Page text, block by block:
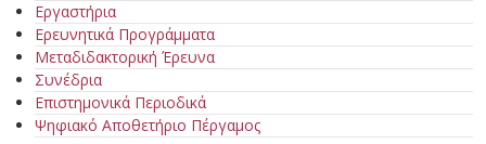
Εργαστήρια
Ερευνητικά Προγράμματα
Μεταδιδακτορική Έρευνα
Συνέδρια
Επιστημονικά Περιοδικά
Ψηφιακό Αποθετήριο Πέργαμος